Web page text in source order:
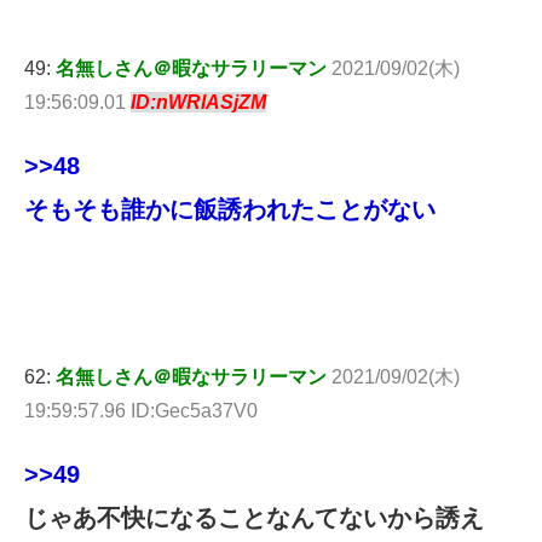
49: 名無しさん＠暇なサラリーマン 2021/09/02(木)
19:56:09.01 ID:nWRlASjZM
>>48
そもそも誰かに飯誘われたことがない
62: 名無しさん＠暇なサラリーマン 2021/09/02(木)
19:59:57.96 ID:Gec5a37V0
>>49
じゃあ不快になることなんてないから誘え